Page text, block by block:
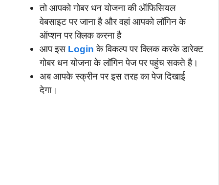
तो आपको गोबर धन योजना की ऑफिसियल
वेबसाइट पर जाना है और वहां आपको लॉगिन के
ऑप्शन पर क्लिक करना है
आप इस Login के विकल्प पर क्लिक करके डारेक्ट
गोबर धन योजना के लॉगिन पेज पर पहुंच सकते है।
अब आपके स्क्रीन पर इस तरह का पेज दिखाई
देगा।